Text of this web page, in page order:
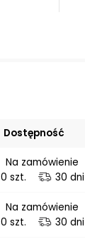
Dostępność
Na zamówienie
0 szt.
30 dni
Na zamówienie
0 szt.
30 dni